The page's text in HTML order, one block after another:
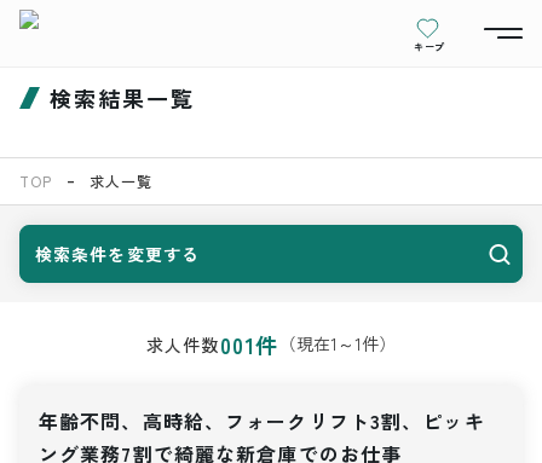
キープ
検索結果一覧
TOP 求人一覧
検索条件を変更する
求人件数001件 （現在1 ～1件）
年齢不問、高時給、フォークリフト3割、ピッキ
ング業務7割で綺麗な新倉庫でのお仕事